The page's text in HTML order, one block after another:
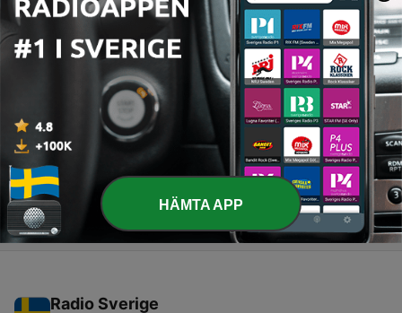
Avsnitt
3 - Varpamordet – del 1
Varpamordet – del 2
31 Maj 2023
Varpamordet – del 3
31 Maj 2023
Radio Sverige
HÄMTA APP